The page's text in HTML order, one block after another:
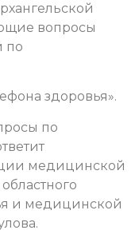
вопросы
по
здоровья».
по
медицинской
и медицинской